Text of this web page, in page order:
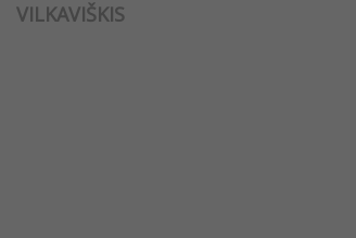
VILKAVIŠKIS